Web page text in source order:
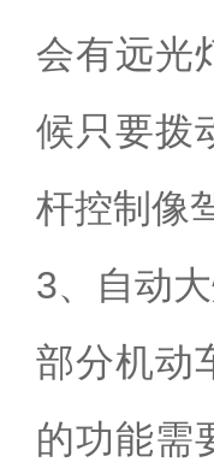
会有远光
候只要拨
杆控制像
3、自动
部分机动
的功能需